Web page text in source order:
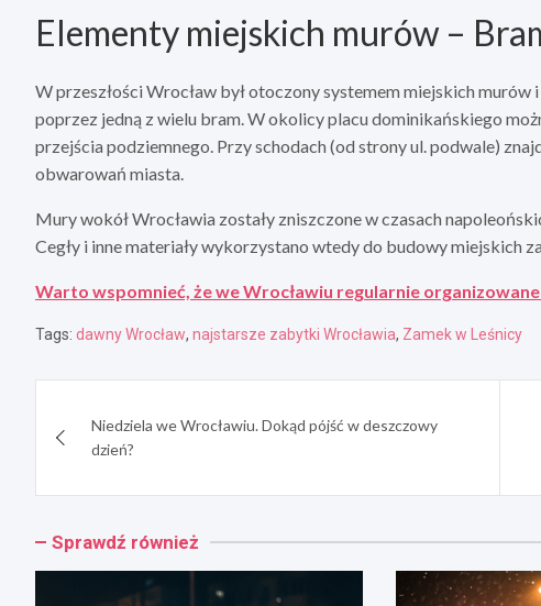
Elementy miejskich murów –
W przeszłości Wrocław był otoczony systemem miejskich
poprzez jedną z wielu bram. W okolicy placu dominikańskiego
przejścia podziemnego. Przy schodach (od strony ul. podwale)
obwarowań miasta.
Mury wokół Wrocławia zostały zniszczone w czasach
Cegły i inne materiały wykorzystano wtedy do budowy miejskich
Warto wspomnieć, że we Wrocławiu regularnie
Tags: dawny Wrocław, najstarsze zabytki Wrocławia, Zamek w Leśnicy
wpisuNiedziela we Wrocławiu. Dokąd pójść w deszczowy
dzień?
Sprawdź również